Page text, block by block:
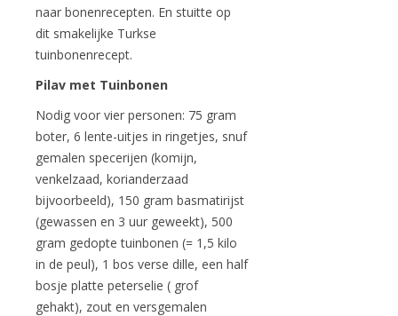
naar bonenrecepten. En stuitte op
dit smakelijke Turkse
tuinbonenrecept.
Pilav met Tuinbonen
Nodig voor vier personen: 75 gram
boter, 6 lente-uitjes in ringetjes, snuf
gemalen specerijen (komijn,
venkelzaad, korianderzaad
bijvoorbeeld), 150 gram basmatirijst
(gewassen en 3 uur geweekt), 500
gram gedopte tuinbonen (= 1,5 kilo
in de peul), 1 bos verse dille, een half
bosje platte peterselie ( grof
gehakt), zout en versgemalen